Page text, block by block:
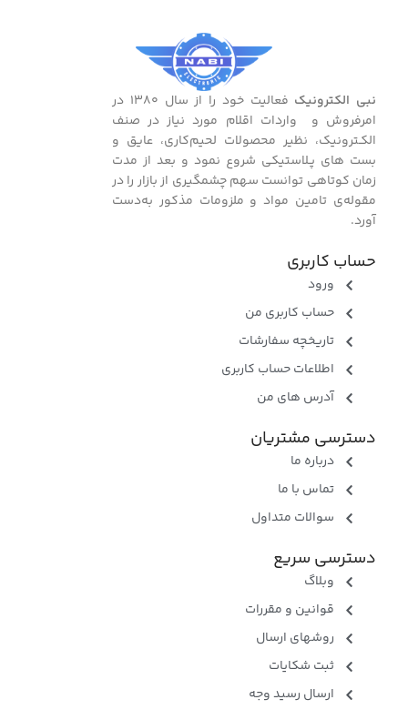
نبی الکترونیک
فعالیت خود را از سال ۱۳۸۰ در
امرفروش و واردات اقلام مورد نیاز در صنف
الکـترونیک، نظیر محصولات لحیم‌کاری، عایق و
بست ‌های پـلاستیکی شروع نمود و بعد از مدت
زمان کوتاهی توانست سهم چشمگیری از بازار را در
مقوله‌ی تامین مواد و ملزومات مذکور به‌دست
آورد.
حساب کاربری
ورود
حساب کاربری من
تاریخچه سفارشات
اطلاعات حساب کاربری
آدرس های من
دسترسی مشتریان
درباره ما
تماس با ما
سوالات متداول
دسترسی سریع
وبلاگ
قوانین و مقررات
روشهای ارسال
ثبت شکایات
ارسال رسید وجه